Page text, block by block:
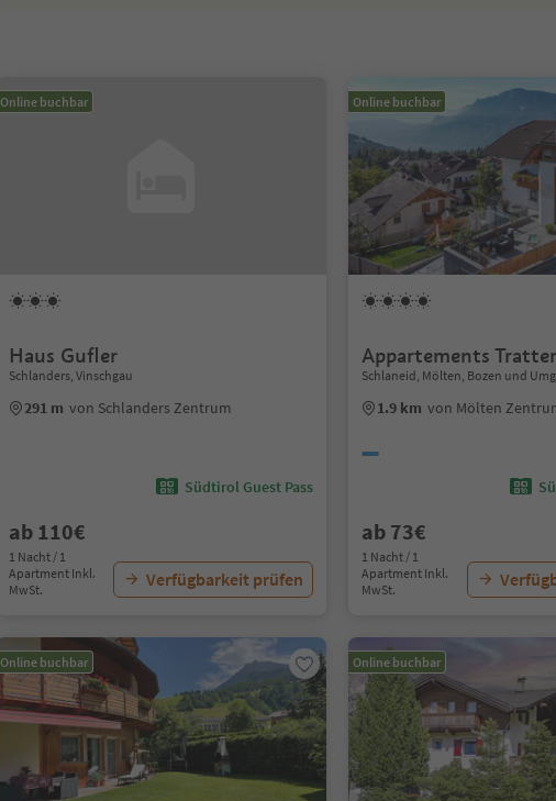
Online buchbar
Haus Gufler
Schlanders, Vinschgau
291 m von Schlanders Zentrum
Südtirol Guest Pass
ab 110€
1 Nacht / 1
Apartment Inkl.
MwSt.
Verfügbarkeit prüfen
Online buchbar
Appartements Tratter
Schlaneid, Mölten, Bozen und
1.9 km von Mölten
ab 73€
1 Nacht / 1
Apartment Inkl.
MwSt.
Online buchbar Online buchbar